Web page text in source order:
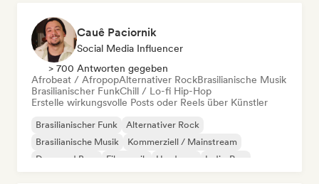
Cauê Paciornik
Social Media Influencer
> 700 Antworten gegeben
Afrobeat / AfropopAlternativer RockBrasilianische Musik
Brasilianischer FunkChill / Lo-fi Hip-Hop
Erstelle wirkungsvolle Posts oder Reels über Künstler
Brasilianischer Funk
Alternativer Rock
Brasilianische Musik
Kommerziell / Mainstream
Drum and Bass
Filmmusik Hardcore Indie-Pop